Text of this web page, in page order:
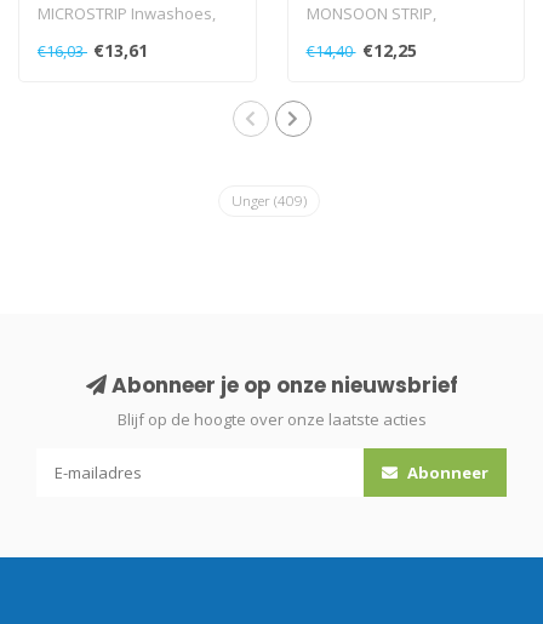
MICROSTRIP Inwashoes,
€16,03 €13,61
MONSOON STRIP,
Inwashoes, 45 cm
€14,40 €12,25
Unger (409)
Abonneer je op onze nieuwsbrief
Blijf op de hoogte over onze laatste acties
Abonneer